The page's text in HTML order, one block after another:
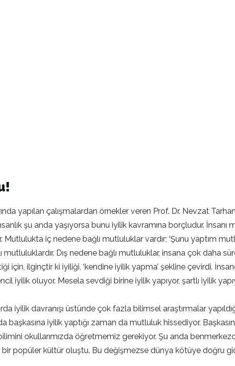
yapılan çalışmalardan örnekler veren Prof. Dr. Nevzat
şu anda yaşıyorsa bunu iyilik kavramına borçludur. İnsanı
iç nedene bağlı mutluluklar vardır; ‘Şunu yaptım
Dış nedene bağlı mutluluklar, insana çok daha
için, ilginçtir ki iyiliği, ‘kendine iyilik yapma’ şekline çevirdi.
iyilik oluyor. Mesela sevdiği birine iyilik yapıyor, şartlı iyilik
iyilik davranışı üstünde çok fazla bilimsel araştırmalar
başkasına iyilik yaptığı zaman da mutluluk hissediyor.
okullarımızda öğretmemiz gerekiyor. Şu anda
popüler kültür oluştu. Bu değişmezse dünya kötüye doğru